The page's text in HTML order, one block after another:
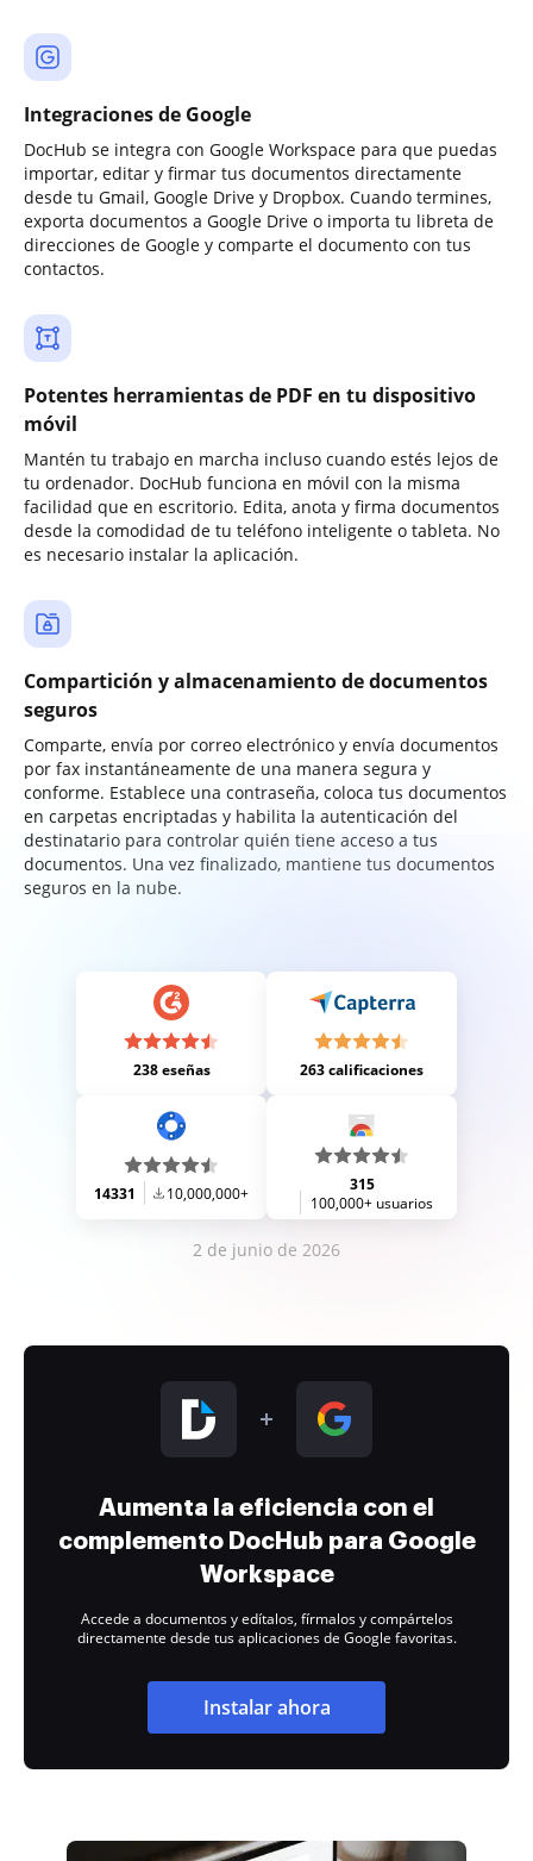
Integraciones de Google
DocHub se integra con Google Workspace para que puedas
importar, editar y firmar tus documentos directamente
desde tu Gmail, Google Drive y Dropbox. Cuando termines,
exporta documentos a Google Drive o importa tu libreta de
direcciones de Google y comparte el documento con tus
contactos.
Potentes herramientas de PDF en tu dispositivo
móvil
Mantén tu trabajo en marcha incluso cuando estés lejos de
tu ordenador. DocHub funciona en móvil con la misma
facilidad que en escritorio. Edita, anota y firma documentos
desde la comodidad de tu teléfono inteligente o tableta. No
es necesario instalar la aplicación.
Compartición y almacenamiento de documentos
seguros
Comparte, envía por correo electrónico y envía documentos
por fax instantáneamente de una manera segura y
conforme. Establece una contraseña, coloca tus documentos
en carpetas encriptadas y habilita la autenticación del
destinatario para controlar quién tiene acceso a tus
documentos. Una vez finalizado, mantiene tus documentos
seguros en la nube.
238 eseñas 263 calificaciones
14331 10,000,000+
315
100,000+ usuarios
2 de junio de 2026
Aumenta la eficiencia con el
complemento DocHub para Google
Workspace
Accede a documentos y edítalos, fírmalos y compártelos
directamente desde tus aplicaciones de Google favoritas.
Instalar ahora